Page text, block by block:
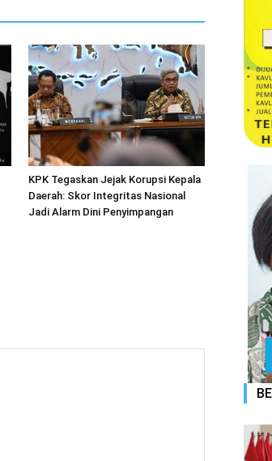
KPK Tegaskan Jejak Korupsi Kepala
Daerah: Skor Integritas Nasional
Jadi Alarm Dini Penyimpangan